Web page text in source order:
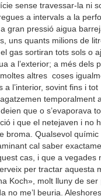
sense travessar-la ni
a intervals a la
gran pressió aigua
uns quants milions de
gas sortiran tots sols o
a l’exterior; a més dels
altres coses
l’interior, sovint fins i tot
temporalment
que o s’evaporava
i que el netejaven i no
broma. Qualsevol químic
cal saber
cas, i que a vegades
per tractar aquesta
Koch», molt lluny de ser
no me’l beuria.